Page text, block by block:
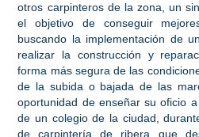
otros carpinteros de la zona, un
el objetivo de conseguir
buscando la implementación de
realizar la construcción y
forma más segura de las
de la subida o bajada de las
oportunidad de enseñar su oficio
de un colegio de la ciudad,
de carpintería de ribera que